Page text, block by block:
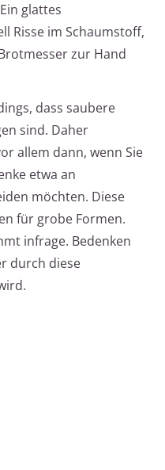
glattes
Risse im Schaumstoff,
zur Hand
dass saubere
sind. Daher
allem dann, wenn Sie
etwa an
möchten. Diese
für grobe Formen.
infrage. Bedenken
durch diese